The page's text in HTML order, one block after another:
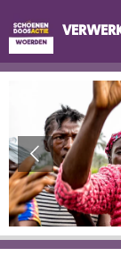
direct